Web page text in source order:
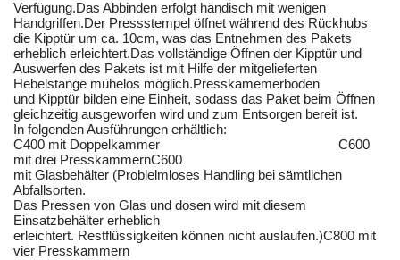
Verfügung.Das Abbinden erfolgt händisch mit wenigen
Handgriffen.Der Pressstempel öffnet während des Rückhubs
die Kipptür um ca. 10cm, was das Entnehmen des Pakets
erheblich erleichtert.Das vollständige Öffnen der Kipptür und
Auswerfen des Pakets ist mit Hilfe der mitgelieferten
Hebelstange mühelos möglich.Presskamemerboden
und Kipptür bilden eine Einheit, sodass das Paket beim Öffnen
gleichzeitig ausgeworfen wird und zum Entsorgen bereit ist.
In folgenden Ausführungen erhältlich:
C400 mit Doppelkammer C600
mit drei PresskammernC600
mit Glasbehälter (Problelmloses Handling bei sämtlichen
Abfallsorten.
Das Pressen von Glas und dosen wird mit diesem
Einsatzbehälter erheblich
erleichtert. Restflüssigkeiten können nicht auslaufen.)C800 mit
vier Presskammern